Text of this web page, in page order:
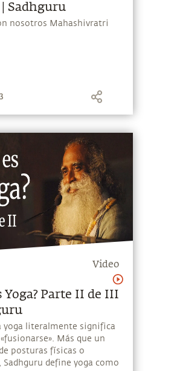
Sadhguru
nosotros Mahashivratri
Video
Yoga? Parte II de III
yoga literalmente significa
Más que un
posturas físicas o
Sadhguru define yoga como